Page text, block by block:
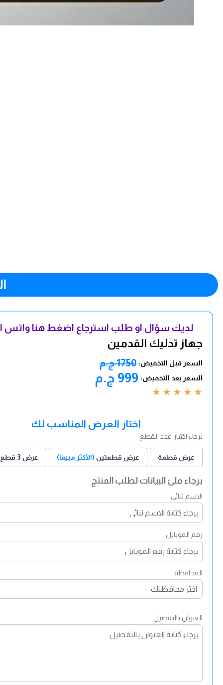
لديك سؤال او طلب استرجاع اضغط هنا واتس
جهاز تدليك القدمين
السعر قبل التخفيض: 1750 ج.م
السعر بعد التخفيض: 999 ج.م
★
★
★
★
★
اختار العرض المناسب لك
برجاء اختيار عدد القطع
عرض قطعة عرض قطعتين (الأكثر مبيعا) عرض 3 قطع
برجاء ملئ البيانات لطلب المنتج
الاسم ثنائي
رقم الموبايل
المحافظة
العنوان بالتفصيل